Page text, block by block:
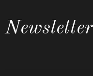
Newsletter